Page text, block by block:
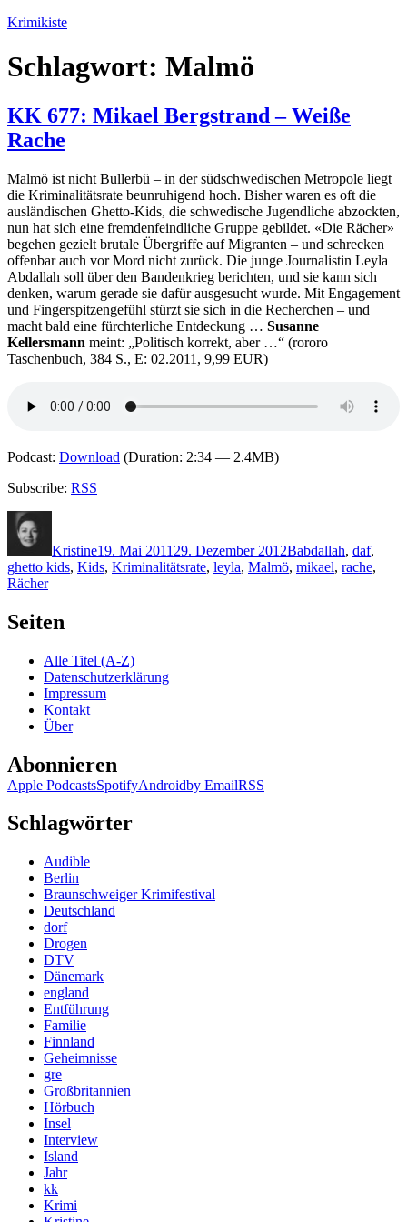
Zum
springen
Krimikiste
Schlagwort: Malmö
KK 677: Mikael Bergstrand – Weiße
Rache
Malmö ist nicht Bullerbü – in der südschwedischen Metropole liegt
die Kriminalitätsrate beunruhigend hoch. Bisher waren es oft die
ausländischen Ghetto-Kids, die schwedische Jugendliche abzockten,
nun hat sich eine fremdenfeindliche Gruppe gebildet. «Die Rächer»
begehen gezielt brutale Übergriffe auf Migranten – und schrecken
offenbar auch vor Mord nicht zurück. Die junge Journalistin Leyla
Abdallah soll über den Bandenkrieg berichten, und sie kann sich
denken, warum gerade sie dafür ausgesucht wurde. Mit Engagement
und Fingerspitzengefühl stürzt sie sich in die Recherchen – und
macht bald eine fürchterliche Entdeckung … Susanne
Kellersmann meint: „Politisch korrekt, aber …“ (rororo
Taschenbuch, 384 S., E: 02.2011, 9,99 EUR)
Podcast: Download (Duration: 2:34 — 2.4MB)
Subscribe: RSS
Kristine19. Mai 2011 29. Dezember 2012Babdallah, daf,
ghetto kids, Kids, Kriminalitätsrate, leyla, Malmö, mikael, rache,
Rächer
Seiten
Alle Titel (A-Z)
Datenschutzerklärung
Impressum
Kontakt
Über
Abonnieren
Apple PodcastsSpotifyAndroidby EmailRSS
Schlagwörter
Audible
Berlin
Braunschweiger Krimifestival
Deutschland
dorf
Drogen
DTV
Dänemark
england
Entführung
Familie
Finnland
Geheimnisse
gre
Großbritannien
Hörbuch
Insel
Interview
Island
Jahr
kk
Krimi